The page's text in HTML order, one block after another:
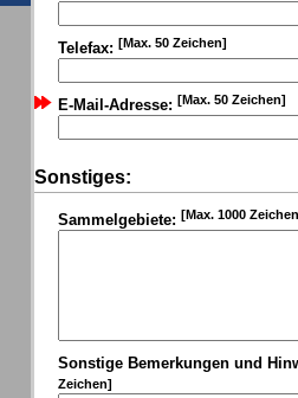
Telefax: [Max. 50 Zeichen]
E-Mail-Adresse: [Max. 50 Zeichen]
Sonstiges:
Sammelgebiete: [Max. 1000
Sonstige Bemerkungen und
Zeichen]